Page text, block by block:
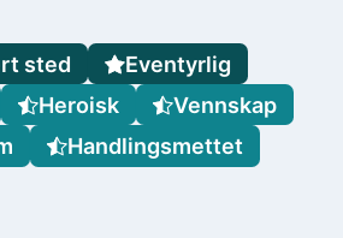
sted
Eventyrlig
Heroisk
Vennskap
Handlingsmettet